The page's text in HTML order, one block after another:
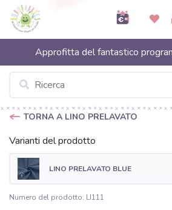
Approfitta del fantastico
TORNA A LINO PRELAVATO
Varianti del prodotto
LINO PRELAVATO BLUE
Numero del prodotto: LI111